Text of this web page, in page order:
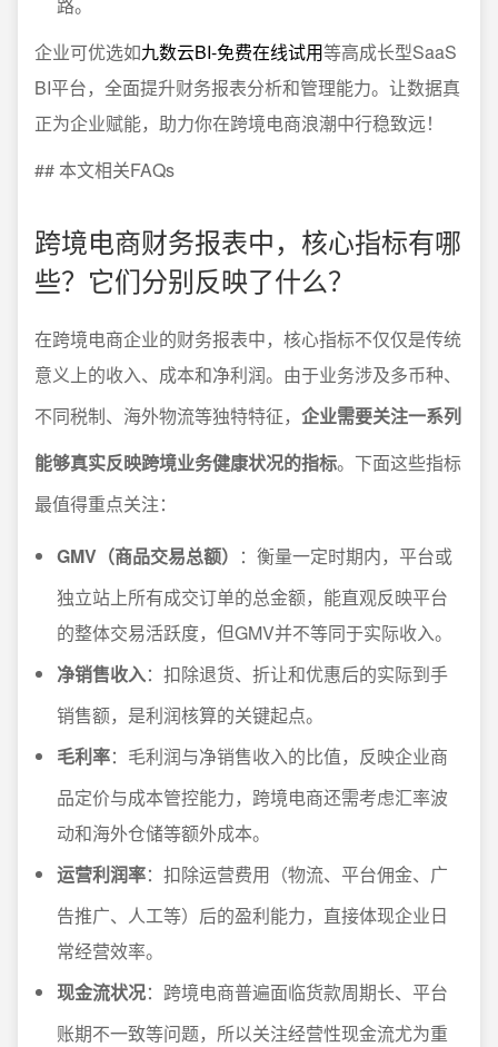
企业可优选如九数云BI-免费在线试用等高成长型SaaS
BI平台，全面提升财务报表分析和管理能力。让数据真
正为企业赋能，助力你在跨境电商浪潮中行稳致远！
## 本文相关FAQs
跨境电商财务报表中，核心指标有哪
些？它们分别反映了什么？
在跨境电商企业的财务报表中，核心指标不仅仅是传统
意义上的收入、成本和净利润。由于业务涉及多币种、
不同税制、海外物流等独特特征， 企业需要关注一系列
能够真实反映跨境业务健康状况的指标。下面这些指标
最值得重点关注：
GMV（商品交易总额） ：衡量一定时期内，平台或
独立站上所有成交订单的总金额，能直观反映平台
的整体交易活跃度，但GMV并不等同于实际收入。
净销售收入：扣除退货、折让和优惠后的实际到手
销售额，是利润核算的关键起点。
毛利率：毛利润与净销售收入的比值，反映企业商
品定价与成本管控能力，跨境电商还需考虑汇率波
动和海外仓储等额外成本。
运营利润率：扣除运营费用（物流、平台佣金、广
告推广、人工等）后的盈利能力，直接体现企业日
常经营效率。
现金流状况：跨境电商普遍面临货款周期长、平台
账期不一致等问题，所以关注经营性现金流尤为重